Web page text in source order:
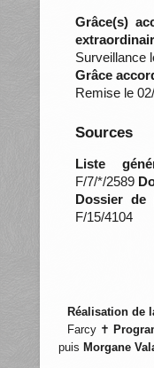
Grâce(s)
Surveillance
Grâce
Remise le
Sources
Liste
F/7/*/2589
Dossier de
F/15/4104
Réalisation de
Farcy ✝
puis Morgane